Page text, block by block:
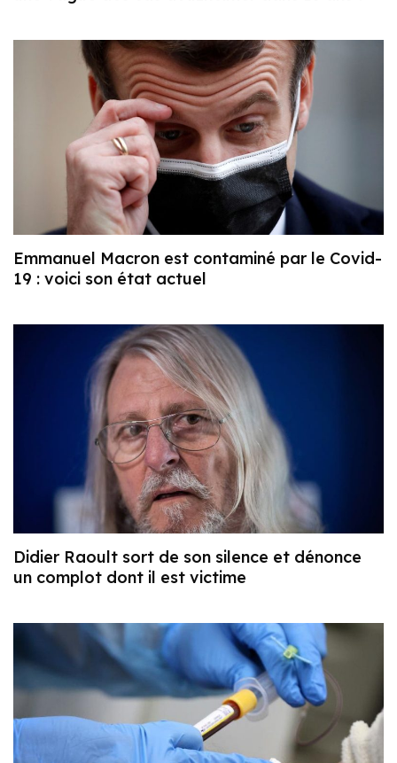
Emmanuel Macron est contaminé par le Covid-
19 : voici son état actuel
Didier Raoult sort de son silence et dénonce
un complot dont il est victime